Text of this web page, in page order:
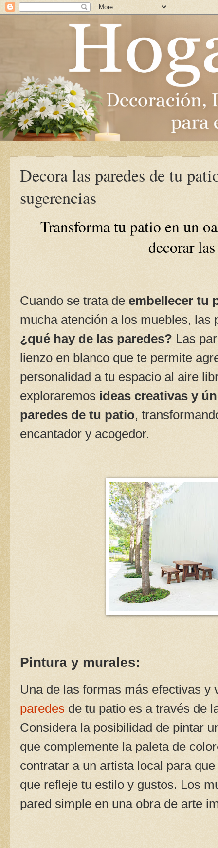
Decora las paredes de tu
sugerencias
Transforma tu patio en un
decorar
Cuando se trata de embellecer tu
mucha atención a los muebles, las
¿qué hay de las paredes? Las
lienzo en blanco que te permite
personalidad a tu espacio al aire
exploraremos ideas creativas y
paredes de tu patio,
encantador y acogedor.
Pintura y murales:
Una de las formas más efectivas y
paredes de tu patio es a través de
Considera la posibilidad de pintar
que complemente la paleta de
contratar a un artista local para
que refleje tu estilo y gustos. Los
pared simple en una obra de arte